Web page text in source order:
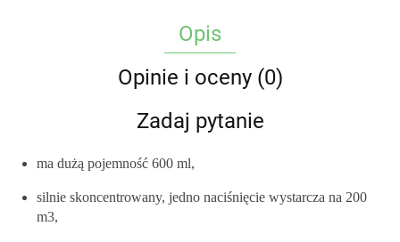
Opis
Opinie i oceny (0)
Zadaj pytanie
ma dużą pojemność 600 ml,
silnie skoncentrowany, jedno naciśnięcie wystarcza na 200
m3,